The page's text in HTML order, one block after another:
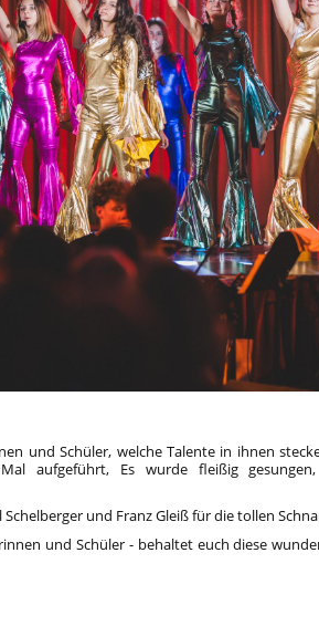
und Schüler, welche Talente in ihnen
aufgeführt, Es wurde fleißig
und Franz Gleiß für die tollen
und Schüler - behaltet euch diese